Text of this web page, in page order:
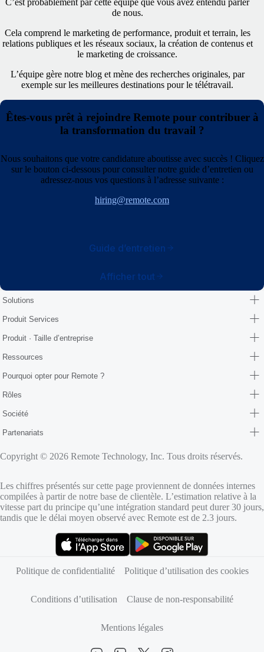
C’est probablement par cette équipe que vous avez entendu parler
de nous.
Cela comprendle marketing de performance, produit et terrain, les
relations publiques et les réseaux sociaux, la création de contenus et
le marketing de croissance.
L’équipe gère notre blog et mène des recherches originales, par
exemple sur les meilleures destinations pour le télétravail.
Êtes-vous prêt à rejoindre Remote pour contribuer à
la transformation du travail ?
Nous souhaitons que votre candidature aboutisse avec succès ! Cliquez
sur le bouton ci‑dessous pour consulter notre guide d’entretien ou
adressez‑nous vos questions à l’adresse suivante :
hiring@remote.com
Guide d’entretien
Afficher tout
Solutions
Produit Services
Produit · Taille d’entreprise
Ressources
Pourquoi opter pour Remote ?
Rôles
Société
Partenariats
Copyright © 2026 Remote Technology, Inc. Tous droits réservés.
Les chiffres présentés sur cette page proviennent de données internes
compilées à partir de notre base de clientèle. L’estimation relative à la
vitesse part du principe qu’une intégration standard peut durer 30 jours,
tandis que le délai moyen observé avec Remote est de 2.3 jours.
Politique de confidentialité
Politique d’utilisation des cookies
Conditions d’utilisation Clause de non-responsabilité
Mentions légales